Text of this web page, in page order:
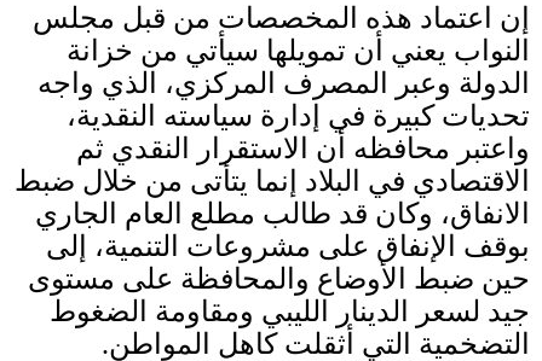
إن اعتماد هذه المخصصات من قبل مجلس
النواب يعني أن تمويلها سيأتي من خزانة
الدولة وعبر المصرف المركزي، الذي واجه
تحديات كبيرة في إدارة سياسته النقدية،
واعتبر محافظه أن الاستقرار النقدي ثم
الاقتصادي في البلاد إنما يتأتى من خلال ضبط
الانفاق، وكان قد طالب مطلع العام الجاري
بوقف الإنفاق على مشروعات التنمية، إلى
حين ضبط الأوضاع والمحافظة على مستوى
جيد لسعر الدينار الليبي ومقاومة الضغوط
التضخمية التي أثقلت كاهل المواطن.